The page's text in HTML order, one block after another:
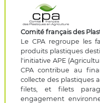
Comité français des
Le CPA regroupe les
produits plastiques
l'initiative APE
CPA contribue au
collecte des plastiques
filets, et filets
engagement